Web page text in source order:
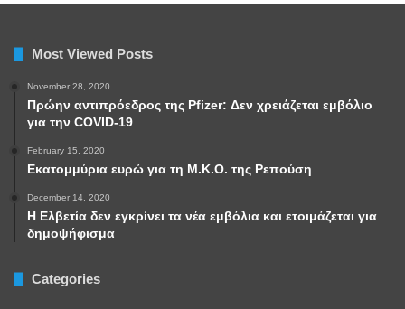
Most Viewed Posts
November 28, 2020
Πρώην αντιπρόεδρος της Pfizer: Δεν χρειάζεται εμβόλιο
για την COVID-19
February 15, 2020
Εκατομμύρια ευρώ για τη Μ.Κ.Ο. της Ρεπούση
December 14, 2020
Η Ελβετία δεν εγκρίνει τα νέα εμβόλια και ετοιμάζεται για
δημοψήφισμα
Categories